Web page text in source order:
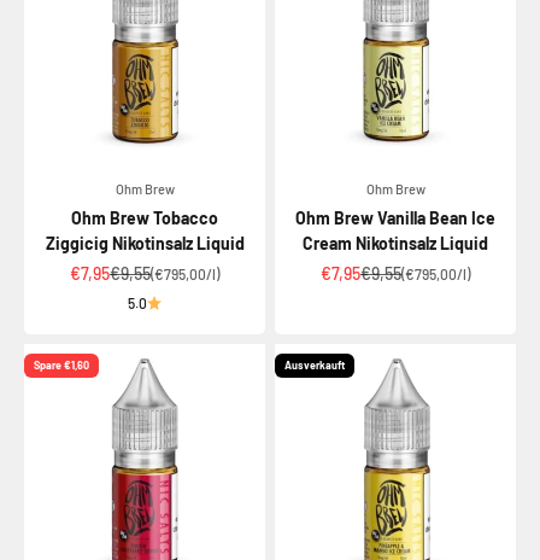
Ohm Brew
Ohm Brew Tobacco
Ziggicig Nikotinsalz Liquid
Angebot
€7,95Regulärer Preis
€9,55(€795,00/l)
5.0
Ohm Brew
Ohm Brew Vanilla Bean Ice
Cream Nikotinsalz Liquid
Angebot
€7,95Regulärer Preis
€9,55(€795,00/l)
Spare €1,60 Ausverkauft